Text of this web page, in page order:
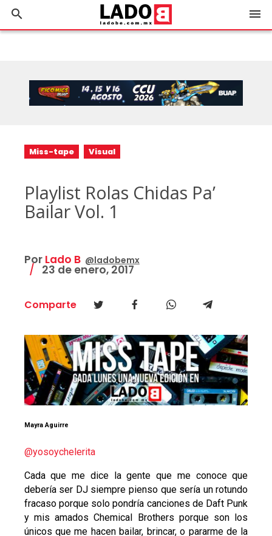
search menu
Miss-tape Visual
Playlist Rolas Chidas Pa’
Bailar Vol. 1
Por Lado B @ladobemx
23 de enero, 2017
Comparte
Mayra Aguirre
@yosoychelerita
Cada que me dice la gente que me conoce que
debería ser DJ siempre pienso que sería un rotundo
fracaso porque solo pondría canciones de Daft Punk
y mis amados Chemical Brothers porque son los
únicos que me hacen bailar, brincar, o pararme de la